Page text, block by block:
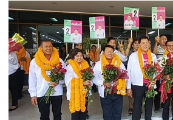
ถูก
ชาย
ปริ
ตาม
ถ่าย
รูป
เข้า
แจ้ง
ความ
ความ
ปลื้ม
ใจ
นาย
ไม่
เคย
ลืม
ป้า…